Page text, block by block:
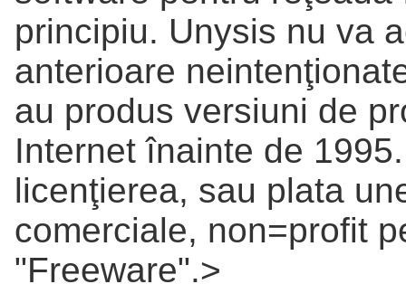
principiu. Unysis nu va
anterioare
au produs versiuni de
Internet înainte de
licenţierea, sau plata
comerciale, non=profit
"Freeware".>